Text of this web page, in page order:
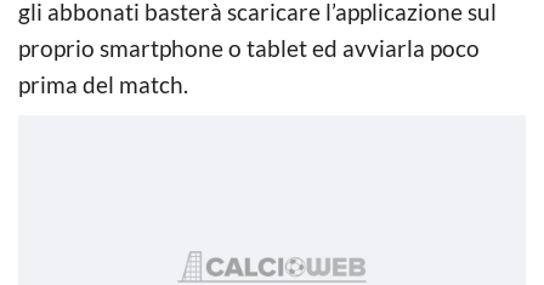
gli abbonati basterà scaricare l’applicazione sul
proprio smartphone o tablet ed avviarla poco
prima del match.